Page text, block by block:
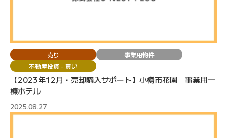
売り
事業用物件
不動産投資 - 買い
【2023年12月・売却購入サポート】小樽市花園 事業用一
棟ホテル
2025.08.27